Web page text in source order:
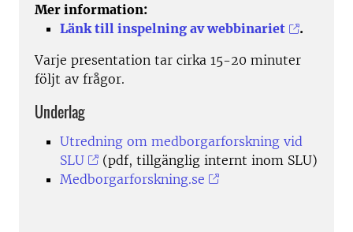
Mer information:
Länk till inspelning av webbinariet
.
Varje presentation tar cirka 15-20 minuter
följt av frågor.
Underlag
Utredning om medborgarforskning vid
SLU
(pdf, tillgänglig internt inom SLU)
Medborgarforskning.se